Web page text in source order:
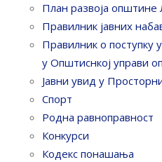
План развоја општине
Правилник јавних
Правилник о
у Општиснкој управи
Јавни увид у
Спорт
Родна равноправност
Конкурси
Кодекс понашања